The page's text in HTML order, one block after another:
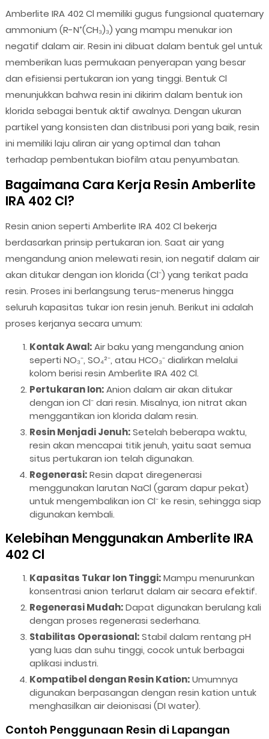
Amberlite IRA 402 Cl memiliki gugus fungsional quaternary
ammonium (R-N⁺(CH₃)₃) yang mampu menukar ion
negatif dalam air. Resin ini dibuat dalam bentuk gel untuk
memberikan luas permukaan penyerapan yang besar
dan efisiensi pertukaran ion yang tinggi. Bentuk Cl
menunjukkan bahwa resin ini dikirim dalam bentuk ion
klorida sebagai bentuk aktif awalnya. Dengan ukuran
partikel yang konsisten dan distribusi pori yang baik, resin
ini memiliki laju aliran air yang optimal dan tahan
terhadap pembentukan biofilm atau penyumbatan.
Bagaimana Cara Kerja Resin Amberlite
IRA 402 Cl?
Resin anion seperti Amberlite IRA 402 Cl bekerja
berdasarkan prinsip pertukaran ion. Saat air yang
mengandung anion melewati resin, ion negatif dalam air
akan ditukar dengan ion klorida (Cl⁻) yang terikat pada
resin. Proses ini berlangsung terus-menerus hingga
seluruh kapasitas tukar ion resin jenuh. Berikut ini adalah
proses kerjanya secara umum:
Kontak Awal:Air baku yang mengandung anion
seperti NO₃⁻, SO₄²⁻, atau HCO₃⁻ dialirkan melalui
kolom berisi resin Amberlite IRA 402 Cl.
Pertukaran Ion:Anion dalam air akan ditukar
dengan ion Cl⁻ dari resin. Misalnya, ion nitrat akan
menggantikan ion klorida dalam resin.
Resin Menjadi Jenuh:Setelah beberapa waktu,
resin akan mencapai titik jenuh, yaitu saat semua
situs pertukaran ion telah digunakan.
Regenerasi:Resin dapat diregenerasi
menggunakan larutan NaCl (garam dapur pekat)
untuk mengembalikan ion Cl⁻ ke resin, sehingga siap
digunakan kembali.
Kelebihan Menggunakan Amberlite IRA
402 Cl
Kapasitas Tukar Ion Tinggi:Mampu menurunkan
konsentrasi anion terlarut dalam air secara efektif.
Regenerasi Mudah:Dapat digunakan berulang kali
dengan proses regenerasi sederhana.
Stabilitas Operasional:Stabil dalam rentang pH
yang luas dan suhu tinggi, cocok untuk berbagai
aplikasi industri.
Kompatibel dengan Resin Kation:Umumnya
digunakan berpasangan dengan resin kation untuk
menghasilkan air deionisasi (DI water).
Contoh Penggunaan Resin di Lapangan